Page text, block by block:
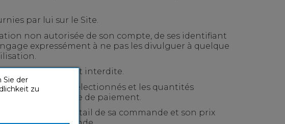
par lui sur le Site.
non autorisée de son compte, de ses identifiant
expressément à ne pas les divulguer à quelque
est strictement interdite.
les articles sélectionnés et les quantités
relatives au mode de paiement.
de vérifier le détail de sa commande et son prix
Sie der
zu